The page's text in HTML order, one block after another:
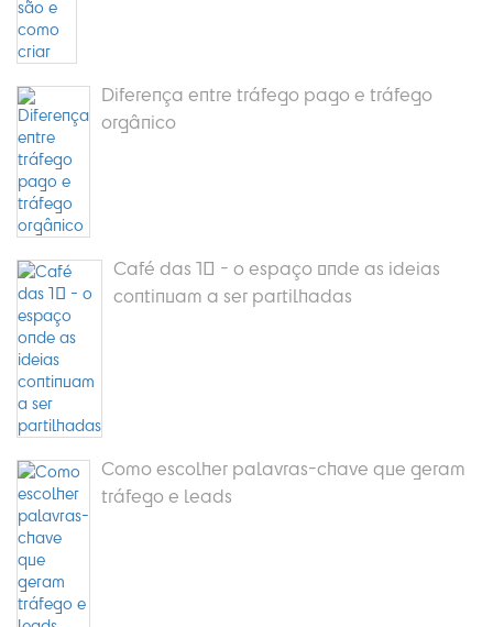
Diferença entre tráfego pago e tráfego
orgânico
Café das 10 - o espaço onde as ideias
continuam a ser partilhadas
Como escolher palavras-chave que geram
tráfego e leads